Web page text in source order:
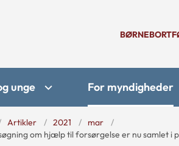
unge For myndigheder
Artikler 2021
mar
om hjælp til forsørgelse er nu samlet i